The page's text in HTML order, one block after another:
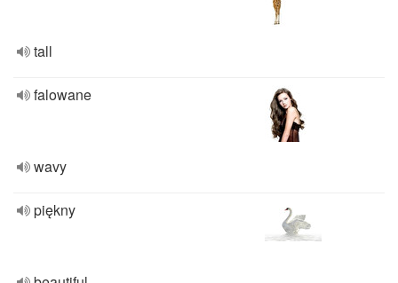
tall
falowane
wavy
piękny